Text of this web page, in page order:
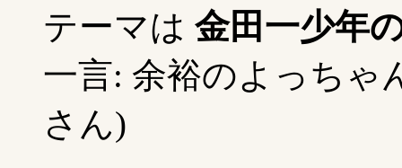
テーマは 金田一少年
一言: 余裕のよっちゃ
さん)